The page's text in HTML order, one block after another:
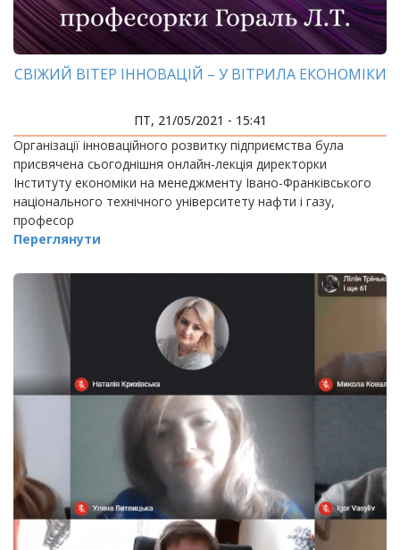
СВІЖИЙ ВІТЕР ІННОВАЦІЙ – У ВІТРИЛА ЕКОНОМІКИ
ПТ, 21/05/2021 - 15:41
Організації інноваційного розвитку підприємства була
присвячена сьогоднішня онлайн-лекція директорки
Інституту економіки на менеджменту Івано-Франківського
національного технічного університету нафти і газу,
професор
Переглянути